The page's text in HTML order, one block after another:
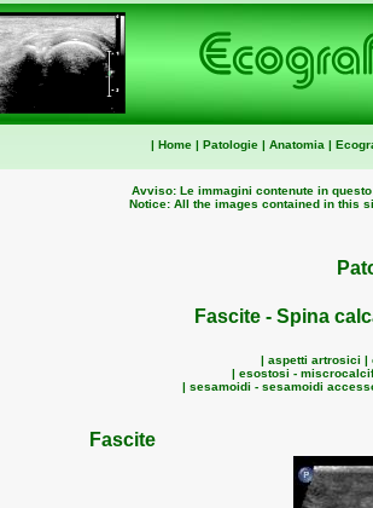
| Home | Patologie | Anatomia |
Avviso: Le immagini contenute in
Notice: All the images contained in this
Fascite - Spina
| aspetti artrosici |
| esostosi -
| sesamoidi - sesamoidi
Fascite